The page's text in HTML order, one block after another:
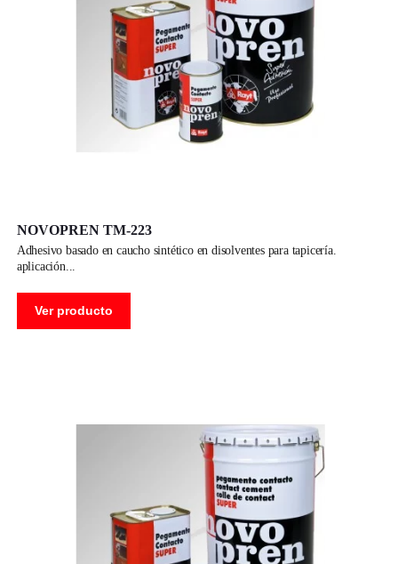
NOVOPREN TM-223
adhesivo basado en caucho sintético en disolventes para tapicería.
aplicación
Ver producto